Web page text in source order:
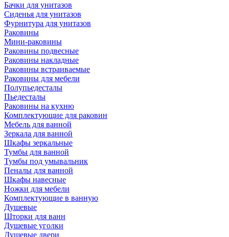
Бачки для унитазов
Сиденья для унитазов
Фурнитура для унитазов
Раковины
Мини-раковины
Раковины подвесные
Раковины накладные
Раковины встраиваемые
Раковины для мебели
Полупьедесталы
Пьедесталы
Раковины на кухню
Комплектующие для раковин
Мебель для ванной
Зеркала для ванной
Шкафы зеркальные
Тумбы для ванной
Тумбы под умывальник
Пеналы для ванной
Шкафы навесные
Ножки для мебели
Комплектующие в ванную
Душевые
Шторки для ванн
Душевые уголки
Душевые двери